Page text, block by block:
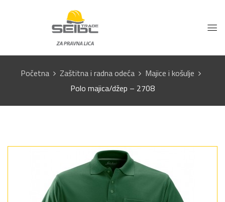
Početna Zaštitna i radna odeća
Majice i košulje
Polo majica/džep – 2708